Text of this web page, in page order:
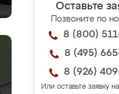
Оставьте
Позвоните по
8 (800)
8 (495)
8 (926)
Или оставьте заявку